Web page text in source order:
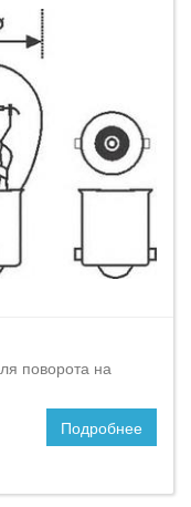
поворота на
Подробнее